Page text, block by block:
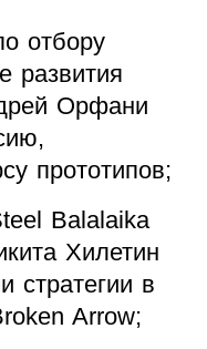
отбору
развития
Орфани
прототипов;
Balalaika
Хилетин
стратегии в
Arrow;